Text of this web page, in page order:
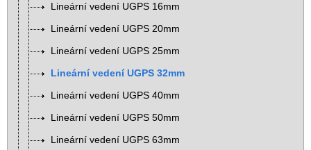
Lineární vedení UGPS 16mm
Lineární vedení UGPS 20mm
Lineární vedení UGPS 25mm
Lineární vedení UGPS 32mm
Lineární vedení UGPS 40mm
Lineární vedení UGPS 50mm
Lineární vedení UGPS 63mm